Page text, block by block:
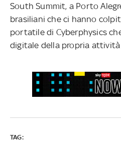
South Summit, a Porto
brasiliani che ci hanno
portatile di Cyberphysics
digitale della propria attività
TAG: